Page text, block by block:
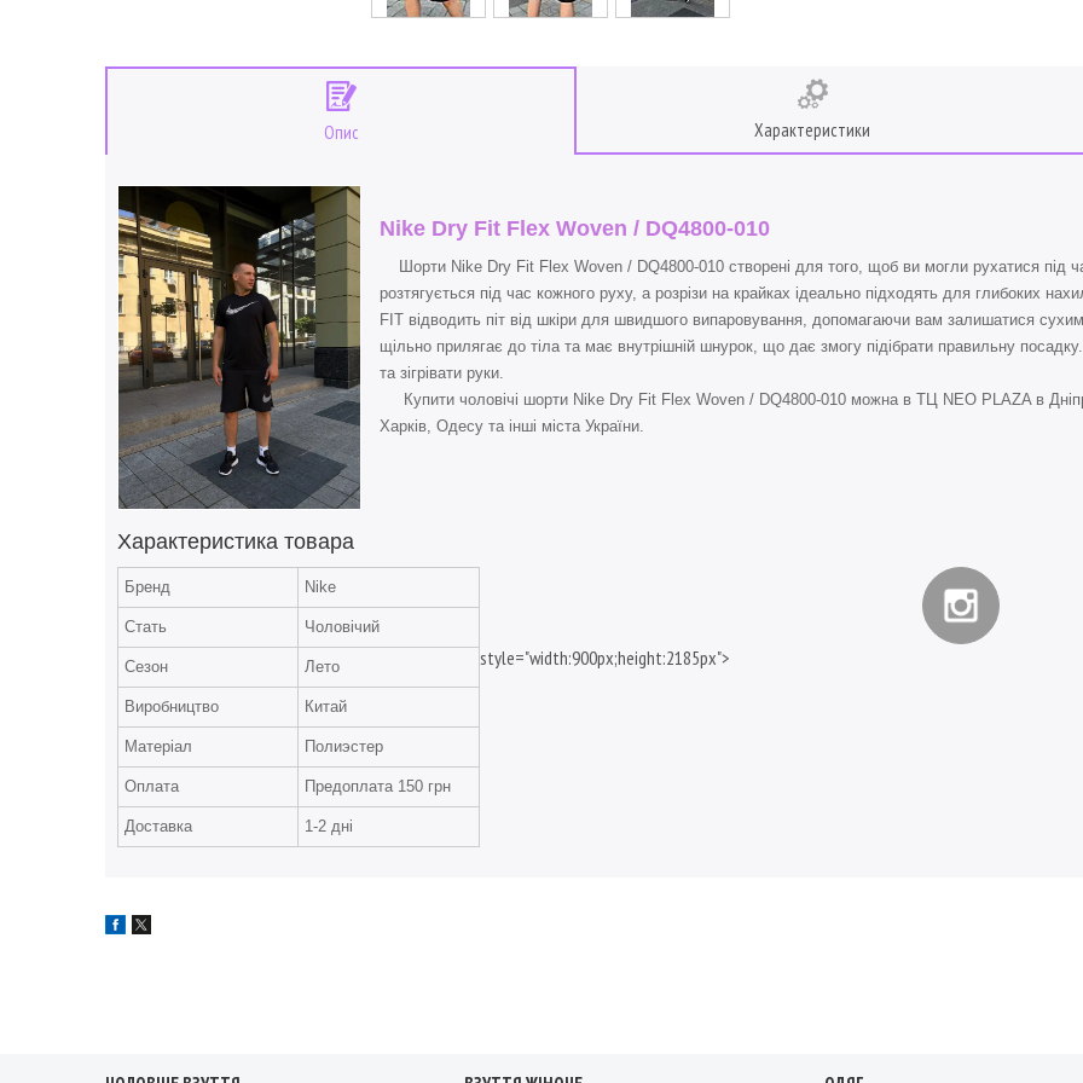
Опис Характеристики
Nike Dry Fit Flex Woven / DQ4800-010
Шорти Nike Dry Fit Flex Woven / DQ4800-010 створені для того, щоб ви могли рухатися під
розтягується під час кожного руху, а розрізи на крайках ідеально підходять для глибоких
FIT відводить піт від шкіри для швидшого випаровування, допомагаючи вам залишатися
щільно прилягає до тіла та має внутрішній шнурок, що дає змогу підібрати правильну
та зігрівати руки.
Купити чоловічі шорти Nike Dry Fit Flex Woven / DQ4800-010 можна в ТЦ NEO PLAZA в
Харків, Одесу та інші міста України.
Характеристика товара
Бренд Nike
Стать Чоловічий
Сезон Лето
Виробництво Китай
Матеріал Полиэстер
Оплата Предоплата 150 грн
Доставка 1-2 дні
style="width:900px;height:2185px">